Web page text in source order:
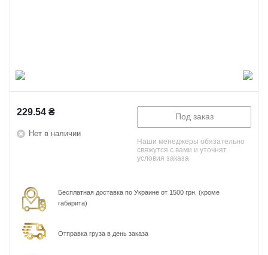
229.54 ₴
Нет в наличии
Под заказ
Наши менеджеры обязательно
свяжутся с вами и уточнят
условия заказа
Бесплатная доставка по Украине от 1500 грн. (кроме
габарита)
Отправка груза в день заказа